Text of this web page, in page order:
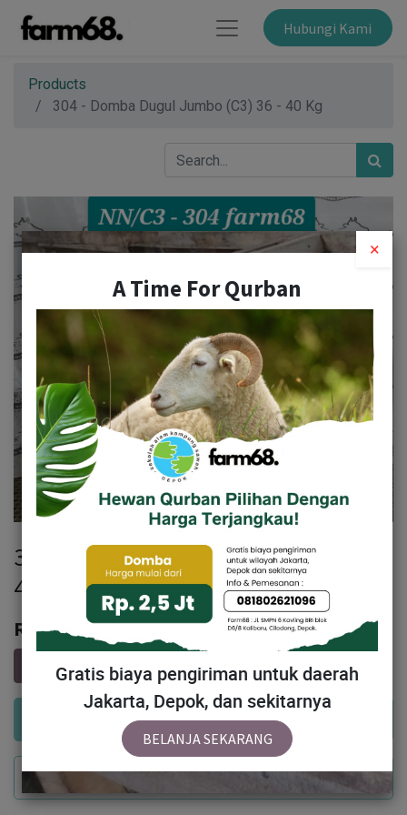
Hubungi Kami
Products
304 - Domba Dugul Jumbo (C3) 36 - 40 Kg
304 - Domba Dugul Jumbo (C3) 36 -
40 Kg
Rp3,993,000
Add to Cart
Buy Now
×
A Time For Qurban
Gratis biaya pengiriman untuk daerah
Jakarta, Depok, dan sekitarnya
BELANJA SEKARANG